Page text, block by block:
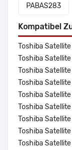
PABAS283
Kompatibel
Toshiba Satellite
Toshiba
Toshiba
Toshiba
Toshiba
Toshiba
Toshiba
Toshiba
Toshiba